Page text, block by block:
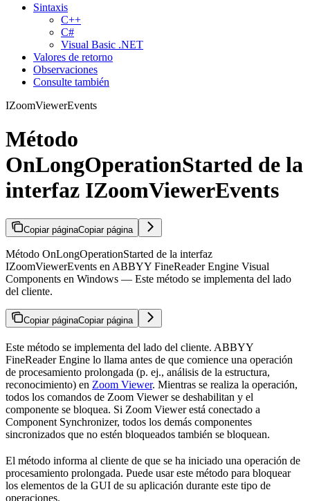
Sintaxis
C++
C#
Visual Basic .NET
Valores de retorno
Observaciones
Consulte también
IZoomViewerEvents
Método
OnLongOperationStarted de la
interfaz IZoomViewerEvents
Copiar páginaCopiar página
Método OnLongOperationStarted de la interfaz
IZoomViewerEvents en ABBYY FineReader Engine Visual
Components en Windows — Este método se implementa del lado
del cliente.
Copiar páginaCopiar página
Este método se implementa del lado del cliente. ABBYY
FineReader Engine lo llama antes de que comience una operación
de procesamiento prolongada (p. ej., análisis de la estructura,
reconocimiento) en Zoom Viewer. Mientras se realiza la operación,
todos los comandos de Zoom Viewer se deshabilitan y el
componente se bloquea. Si Zoom Viewer está conectado a
Component Synchronizer, todos los demás componentes
sincronizados que no estén bloqueados también se bloquean.
El método informa al cliente de que se ha iniciado una operación de
procesamiento prolongada. Puede usar este método para bloquear
los elementos de la GUI de su aplicación durante este tipo de
operaciones.